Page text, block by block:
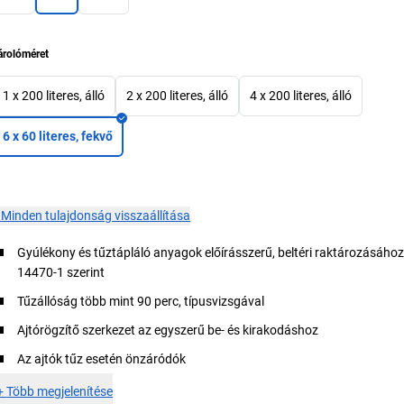
1 x 200 literes, álló 2 x 200 literes, álló 4 x 200 literes, álló
6 x 60 literes, fekvő
Minden tulajdonság visszaállítása
Gyúlékony és tűztápláló anyagok előírásszerű, beltéri raktározásához
14470-1 szerint
Tűzállóság több mint 90 perc, típusvizsgával
Ajtórögzítő szerkezet az egyszerű be- és kirakodáshoz
Az ajtók tűz esetén önzáródók
Több megjelenítése